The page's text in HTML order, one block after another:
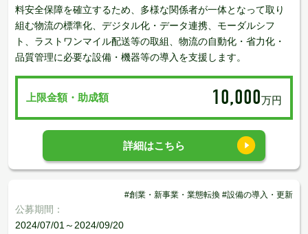
料安全保障を確立するため、多様な関係者が一体となって取り
組む物流の標準化、デジタル化・データ連携、モーダルシフ
ト、ラストワンマイル配送等の取組、物流の自動化・省力化・
品質管理に必要な設備・機器等の導入を支援します。
上限金額・助成額 10,000万円
詳細はこちら
#創業・新事業・業態転換 #設備の導入・更新
公募期間：
2024/07/01～2024/09/20